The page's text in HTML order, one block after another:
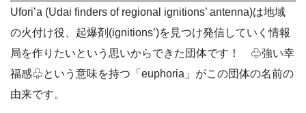
Ufori’a (Udai finders of regional ignitions’ antenna)は地域
の火付け役、起爆剤(ignitions’)を見つけ発信していく情報
局を作りたいという思いからできた団体です！ ♧強い幸
福感♧という意味を持つ「euphoria」がこの団体の名前の
由来です。